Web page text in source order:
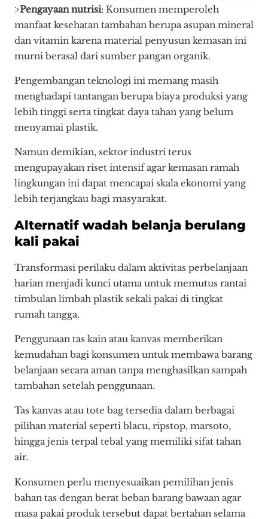
>Pengayaan nutrisi: Konsumen memperoleh
manfaat kesehatan tambahan berupa asupan mineral
dan vitamin karena material penyusun kemasan ini
murni berasal dari sumber pangan organik.
Pengembangan teknologi ini memang masih
menghadapi tantangan berupa biaya produksi yang
lebih tinggi serta tingkat daya tahan yang belum
menyamai plastik.
Namun demikian, sektor industri terus
mengupayakan riset intensif agar kemasan ramah
lingkungan ini dapat mencapai skala ekonomi yang
lebih terjangkau bagi masyarakat.
Alternatif wadah belanja berulang
kali pakai
Transformasi perilaku dalam aktivitas perbelanjaan
harian menjadi kunci utama untuk memutus rantai
timbulan limbah plastik sekali pakai di tingkat
rumah tangga.
Penggunaan tas kain atau kanvas memberikan
kemudahan bagi konsumen untuk membawa barang
belanjaan secara aman tanpa menghasilkan sampah
tambahan setelah penggunaan.
Tas kanvas atau tote bag tersedia dalam berbagai
pilihan material seperti blacu, ripstop, marsoto,
hingga jenis terpal tebal yang memiliki sifat tahan
air.
Konsumen perlu menyesuaikan pemilihan jenis
bahan tas dengan berat beban barang bawaan agar
masa pakai produk tersebut dapat bertahan selama